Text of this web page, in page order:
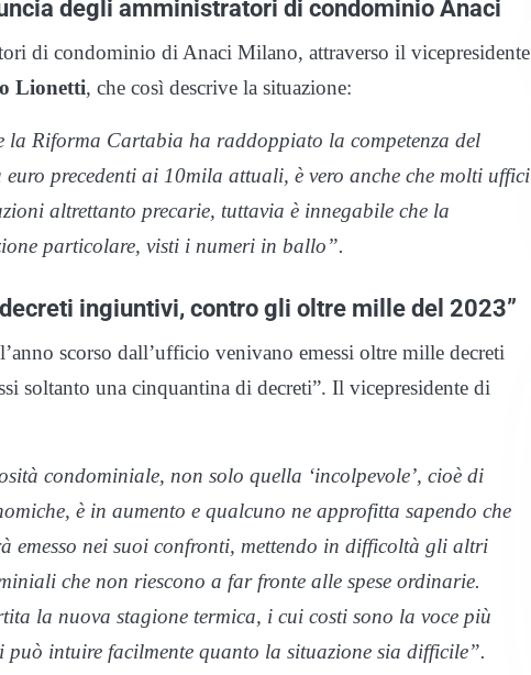
degli amministratori di condominio Anaci
di condominio di Anaci Milano, attraverso il vicepresidente
Lionetti, che così descrive la situazione:
la Riforma Cartabia ha raddoppiato la competenza del
precedenti ai 10mila attuali, è vero anche che molti uffici
altrettanto precarie, tuttavia è innegabile che la
particolare, visti i numeri in ballo”.
ingiuntivi, contro gli oltre mille del 2023”
scorso dall’ufficio venivano emessi oltre mille decreti
soltanto una cinquantina di decreti”. Il vicepresidente di
condominiale, non solo quella ‘incolpevole’, cioè di
è in aumento e qualcuno ne approfitta sapendo che
emesso nei suoi confronti, mettendo in difficoltà gli altri
che non riescono a far fronte alle spese ordinarie.
la nuova stagione termica, i cui costi sono la voce più
intuire facilmente quanto la situazione sia difficile”.